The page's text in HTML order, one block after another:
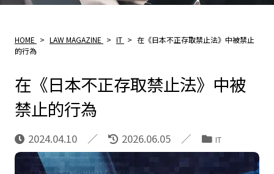
HOME > LAW MAGAZINE > IT > 在《日本不正存取禁止法》中被禁止
的行為
在《日本不正存取禁止法》中被
禁止的行為
2024.04.10 2026.06.05 IT